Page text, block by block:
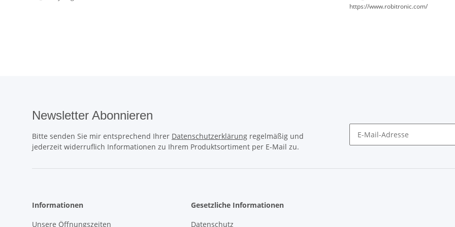
https://www.robitronic.com/
Newsletter Abonnieren
Bitte senden Sie mir entsprechend Ihrer Datenschutzerklärung regelmäßig und
jederzeit widerruflich Informationen zu Ihrem Produktsortiment per E-Mail zu.
Informationen
Unsere Öffnungszeiten
Gesetzliche Informationen
Datenschutz